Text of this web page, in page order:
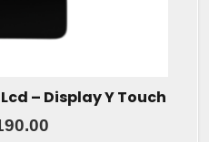
– Display Y Touch